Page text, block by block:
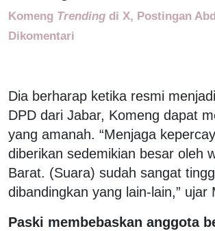
Komeng Trending di X, Postingan
Dikomentari
Dia berharap ketika resmi
DPD dari Jabar, Komeng dapat
yang amanah. “Menjaga
diberikan sedemikian besar oleh
Barat. (Suara) sudah sangat
dibandingkan yang lain-lain,” ujar
Paski membebaskan anggota